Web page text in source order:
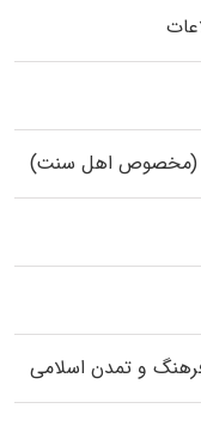
(مخصوص اهل سنت)
و تمدن اسلامی